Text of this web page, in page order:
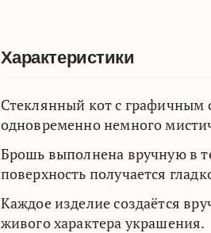
Характеристики
Стеклянный кот с графичным
одновременно немного
Брошь выполнена вручную в
поверхность получается
Каждое изделие создаётся
живого характера украшения.